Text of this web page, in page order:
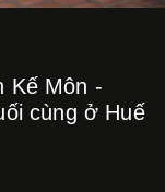
Kế Môn -
cùng ở Huế